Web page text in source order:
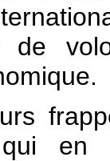
de
en